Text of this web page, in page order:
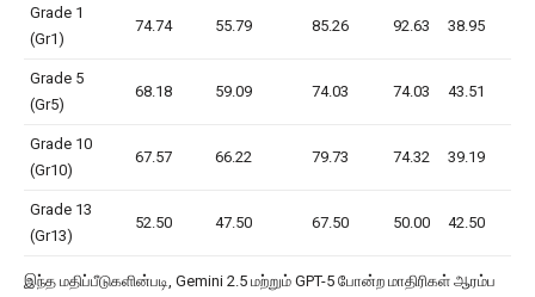
Grade 1
(Gr1)
74.74 55.79 85.26 92.63 38.95
Grade 5
(Gr5)
68.18 59.09 74.03 74.03 43.51
Grade 10
(Gr10)
67.57 66.22 79.73 74.32 39.19
Grade 13
(Gr13)
52.50 47.50 67.50 50.00 42.50
இந்த மதிப்பீடுகளின்படி, Gemini 2.5 மற்றும் GPT-5 போன்ற மாதிரிகள் ஆரம்ப